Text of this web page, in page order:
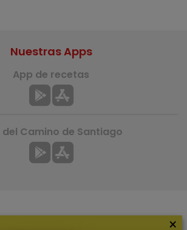
Nuestras Apps
App de recetas
del Camino de Santiago
×